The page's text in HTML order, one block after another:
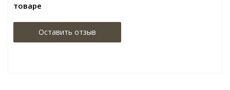
товаре
Оставить отзыв